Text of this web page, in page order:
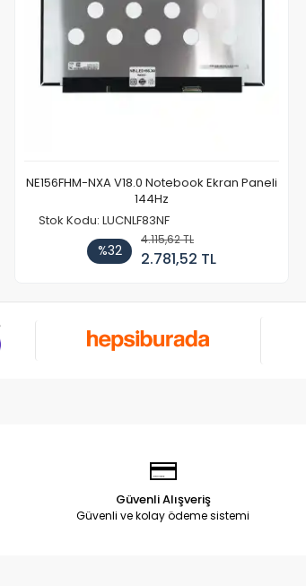
NE156FHM-NXA V18.0 Notebook Ekran Paneli
144Hz
Stok Kodu: LUCNLF83NF
%32
4.115,62 TL
2.781,52 TL
Güvenli Alışveriş
Güvenli ve kolay ödeme sistemi